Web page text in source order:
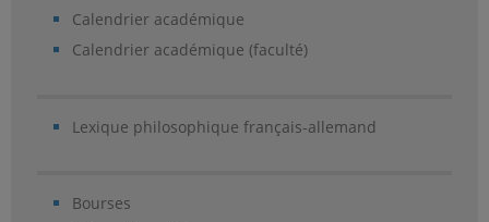
Calendrier académique
Calendrier académique (faculté)
Lexique philosophique français-allemand
Bourses